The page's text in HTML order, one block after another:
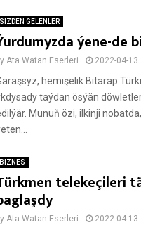
SIZDEN GELENLER
ýene-de
Ata Watan Eserleri 2022-04-13
hemişelik Bitarap
taýdan ösýän
Munuň özi, ilkinji
BIZNES
telekeçileri
Ata Watan Eserleri 2022-04-13